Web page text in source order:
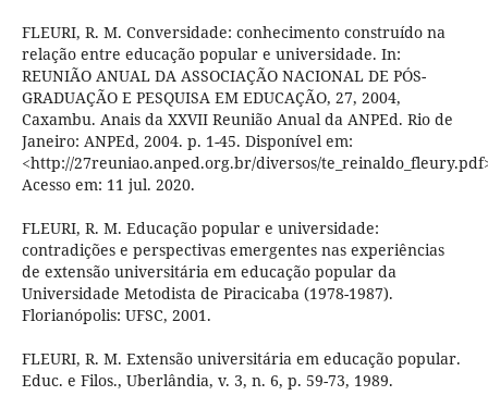
FLEURI, R. M. Conversidade: conhecimento construído na
relação entre educação popular e universidade. In:
REUNIÃO ANUAL DA ASSOCIAÇÃO NACIONAL DE PÓS-
GRADUAÇÃO E PESQUISA EM EDUCAÇÃO, 27, 2004,
Caxambu. Anais da XXVII Reunião Anual da ANPEd. Rio de
Janeiro: ANPEd, 2004. p. 1-45. Disponível em:
<http://27reuniao.anped.org.br/diversos/
Acesso em: 11 jul. 2020.
FLEURI, R. M. Educação popular e universidade:
contradições e perspectivas emergentes nas experiências
de extensão universitária em educação popular da
Universidade Metodista de Piracicaba (1978-1987).
Florianópolis: UFSC, 2001.
FLEURI, R. M. Extensão universitária em educação popular.
Educ. e Filos., Uberlândia, v. 3, n. 6, p. 59-73, 1989.